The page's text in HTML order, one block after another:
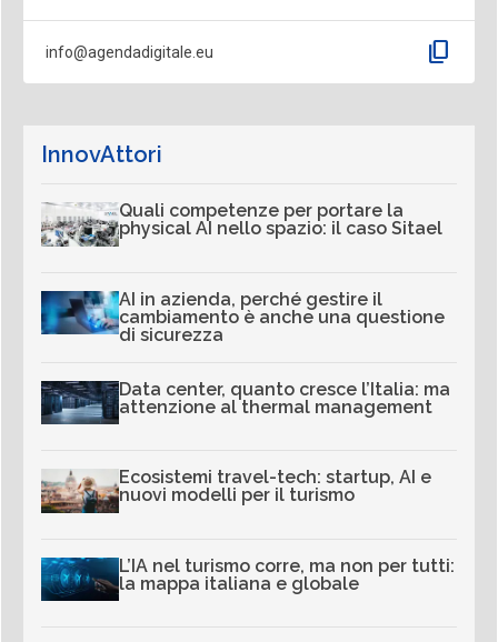
info@agendadigitale.eu content_copy
InnovAttori
Quali competenze per portare la
physical AI nello spazio: il caso Sitael
AI in azienda, perché gestire il
cambiamento è anche una questione
di sicurezza
Data center, quanto cresce l’Italia: ma
attenzione al thermal management
Ecosistemi travel-tech: startup, AI e
nuovi modelli per il turismo
L’IA nel turismo corre, ma non per tutti:
la mappa italiana e globale